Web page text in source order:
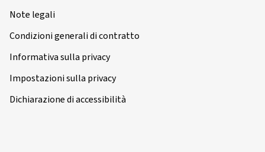
Note legali
Condizioni generali di contratto
Informativa sulla privacy
Impostazioni sulla privacy
Dichiarazione di accessibilità